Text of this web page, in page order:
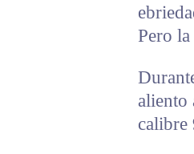
Pero
aliento
calibre